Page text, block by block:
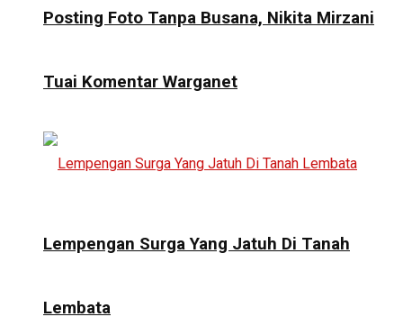
Posting Foto Tanpa Busana, Nikita Mirzani
Tuai Komentar Warganet
Lempengan Surga Yang Jatuh Di Tanah
Lembata